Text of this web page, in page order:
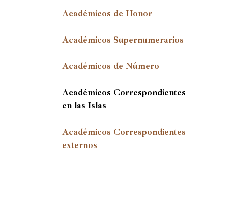
Académicos de Honor
Académicos Supernumerarios
Académicos de Número
Académicos Correspondientes
en las Islas
Académicos Correspondientes
externos